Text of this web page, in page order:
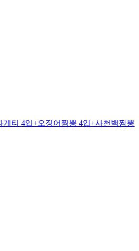
게티 4입+오징어짬뽕 4입+사천백짬뽕